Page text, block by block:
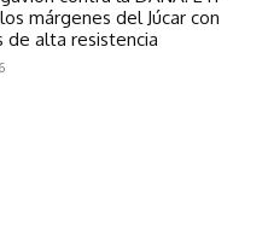
márgenes del Júcar con
de alta resistencia